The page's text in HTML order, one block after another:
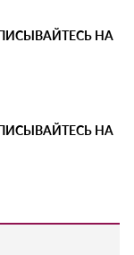
НА
НА